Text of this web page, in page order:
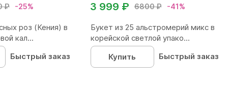
₽ -25%
роз (Кения) в
кал...
Быстрый заказ
6800 ₽ -41%
3 999 ₽
Букет из 25 альстромерий микс в
корейской светлой упако...
Купить
Быстрый заказ